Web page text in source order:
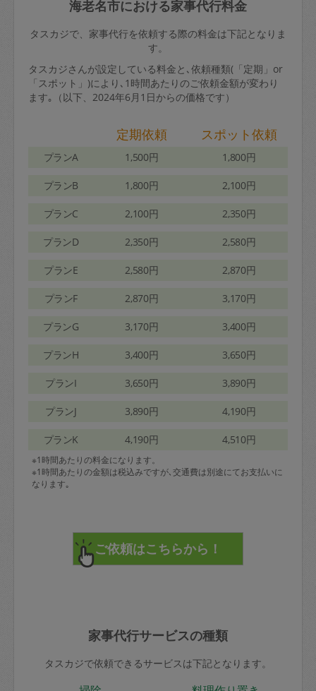
海老名市における家事代行料金
タスカジで、家事代行を依頼する際の料金は下記となりま
す。
タスカジさんが設定している料金と､依頼種類(「定期」or
「スポット」)により､1時間あたりのご依頼金額が変わり
ます｡（以下、2024年6月1日からの価格です）
定期依頼 スポット依頼
プランA 1,500円 1,800円
プランB 1,800円 2,100円
プランC 2,100円 2,350円
プランD 2,350円 2,580円
プランE 2,580円 2,870円
プランF 2,870円 3,170円
プランG 3,170円 3,400円
プランH 3,400円 3,650円
プランI 3,650円 3,890円
プランJ 3,890円 4,190円
プランK 4,190円 4,510円
※1時間あたりの料金になります。
※1時間あたりの金額は税込みですが､交通費は別途にてお支払いに
なります｡
家事代行サービスの種類
タスカジで依頼できるサービスは下記となります。